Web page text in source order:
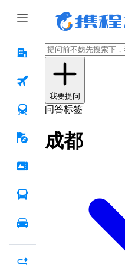
我要提问
问答标签
成都